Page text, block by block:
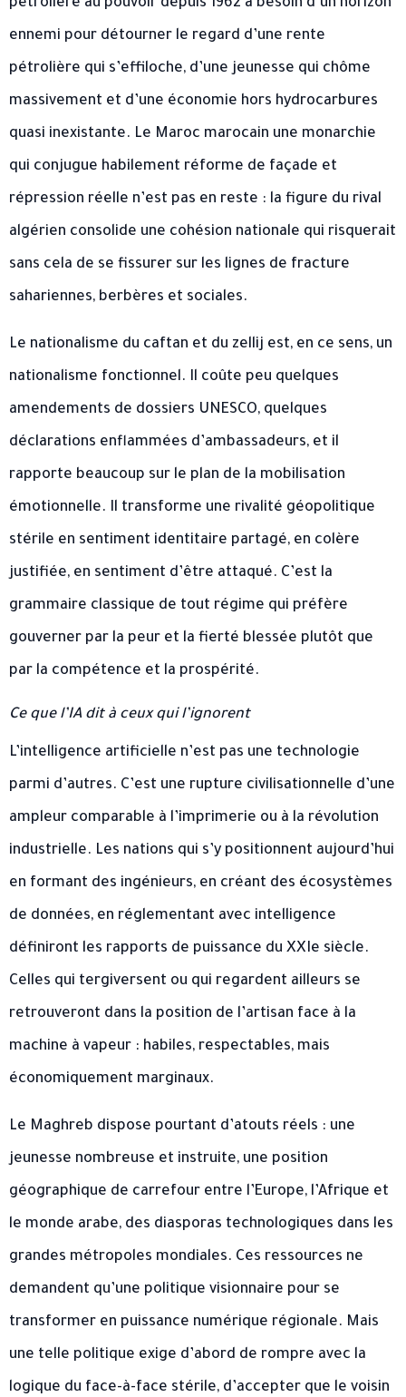
pétrolière au pouvoir depuis 1962 a besoin d’un horizon
ennemi pour détourner le regard d’une rente
pétrolière qui s’effiloche, d’une jeunesse qui chôme
massivement et d’une économie hors hydrocarbures
quasi inexistante. Le Maroc marocain une monarchie
qui conjugue habilement réforme de façade et
répression réelle n’est pas en reste : la figure du rival
algérien consolide une cohésion nationale qui risquerait
sans cela de se fissurer sur les lignes de fracture
sahariennes, berbères et sociales.
Le nationalisme du caftan et du zellij est, en ce sens, un
nationalisme fonctionnel. Il coûte peu quelques
amendements de dossiers UNESCO, quelques
déclarations enflammées d’ambassadeurs, et il
rapporte beaucoup sur le plan de la mobilisation
émotionnelle. Il transforme une rivalité géopolitique
stérile en sentiment identitaire partagé, en colère
justifiée, en sentiment d’être attaqué. C’est la
grammaire classique de tout régime qui préfère
gouverner par la peur et la fierté blessée plutôt que
par la compétence et la prospérité.
Ce que l’IA dit à ceux qui l’ignorent
L’intelligence artificielle n’est pas une technologie
parmi d’autres. C’est une rupture civilisationnelle d’une
ampleur comparable à l’imprimerie ou à la révolution
industrielle. Les nations qui s’y positionnent aujourd’hui
en formant des ingénieurs, en créant des écosystèmes
de données, en réglementant avec intelligence
définiront les rapports de puissance du XXIe siècle.
Celles qui tergiversent ou qui regardent ailleurs se
retrouveront dans la position de l’artisan face à la
machine à vapeur : habiles, respectables, mais
économiquement marginaux.
Le Maghreb dispose pourtant d’atouts réels : une
jeunesse nombreuse et instruite, une position
géographique de carrefour entre l’Europe, l’Afrique et
le monde arabe, des diasporas technologiques dans les
grandes métropoles mondiales. Ces ressources ne
demandent qu’une politique visionnaire pour se
transformer en puissance numérique régionale. Mais
une telle politique exige d’abord de rompre avec la
logique du face-à-face stérile, d’accepter que le voisin